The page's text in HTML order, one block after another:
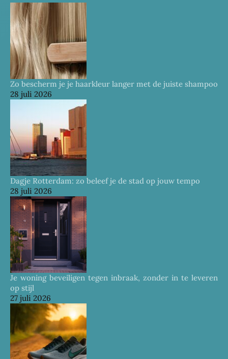
Zo bescherm je je haarkleur langer met de juiste shampoo
28 juli 2026
Dagje Rotterdam: zo beleef je de stad op jouw tempo
28 juli 2026
Je woning beveiligen tegen inbraak, zonder in te leveren
op stijl
27 juli 2026